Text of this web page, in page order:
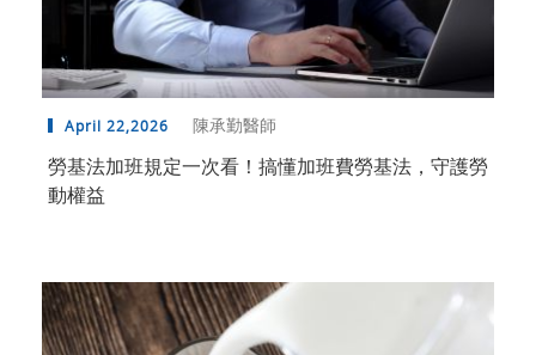
April 22,2026 陳承勤醫師
勞基法加班規定一次看！搞懂加班費勞基法，守護勞
動權益